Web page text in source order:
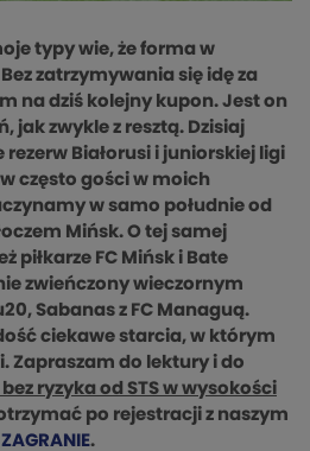
typy wie, że forma w
zatrzymywania się idę za
na dziś kolejny kupon. Jest on
jak zwykle z resztą. Dzisiaj
Białorusi i juniorskiej ligi
często gości w moich
w samo południe od
Mińsk. O tej samej
piłkarze FC Mińsk i Bate
zwieńczony wieczornym
Sabanas z FC Managuą.
ciekawe starcia, w którym
Zapraszam do lektury i do
ryzyka od STS w wysokości
po rejestracji z naszym
ZAGRANIE.